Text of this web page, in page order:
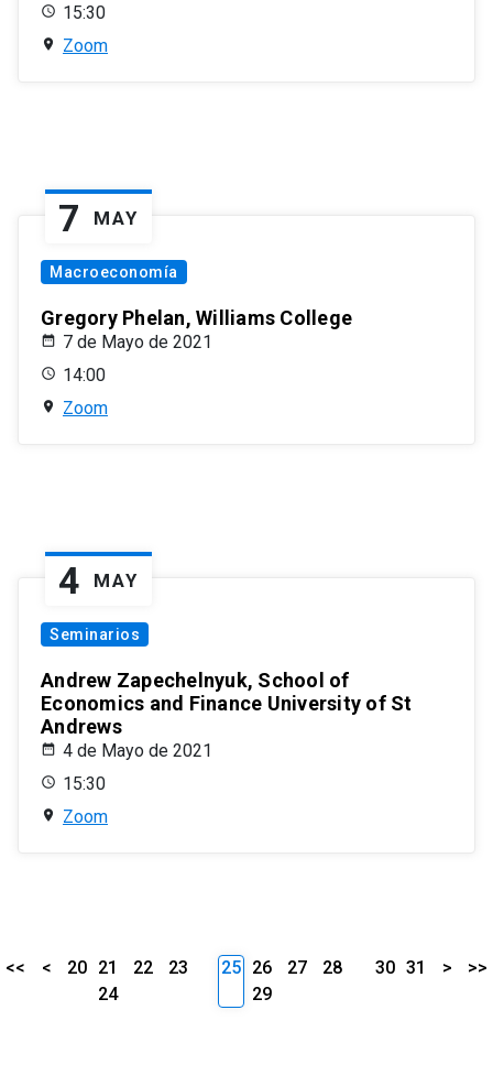
15:30
Zoom
7 MAY
Macroeconomía
Gregory Phelan, Williams College
7 de Mayo de 2021
14:00
Zoom
4 MAY
Seminarios
Andrew Zapechelnyuk, School of
Economics and Finance University of St
Andrews
4 de Mayo de 2021
15:30
Zoom
<< < 20 21 22
23
24
25 26 27
28
29
30 31 > >>